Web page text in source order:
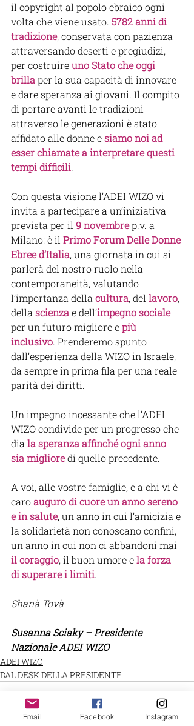
il copyright al popolo ebraico ogni
volta che viene usato. 5782 anni di
tradizione, conservata con pazienza
attraversando deserti e pregiudizi,
per costruire uno Stato che oggi
brilla per la sua capacità di innovare
e dare speranza ai giovani. Il compito
di portare avanti le tradizioni
attraverso le generazioni è stato
affidato alle donne e siamo noi ad
esser chiamate a interpretare questi
tempi difficili.
Con questa visione l’ADEI WIZO vi
invita a partecipare a un’iniziativa
prevista per il 9 novembre p.v. a
Milano: è il Primo Forum Delle Donne
Ebree d’Italia, una giornata in cui si
parlerà del nostro ruolo nella
contemporaneità, valutando
l’importanza della cultura, del lavoro,
della scienza e dell’impegno sociale
per un futuro migliore e più
inclusivo. Prenderemo spunto
dall’esperienza della WIZO in Israele,
da sempre in prima fila per una reale
parità dei diritti.
Un impegno incessante che l’ADEI
WIZO condivide per un progresso che
diala speranza affinché ogni anno
sia miglioredi quello precedente.
A voi, alle vostre famiglie, e a chi vi è
caro auguro di cuore un anno sereno
e in salute, un anno in cui l’amicizia e
la solidarietà non conoscano confini,
un anno in cui non ci abbandoni mai
il coraggio, il buon umore e la forza
di superare i limiti.
Shanà Tovà
Susanna Sciaky – Presidente
Nazionale ADEI WIZO
ADEI WIZO
DAL DESK DELLA PRESIDENTE
Email Facebook Instagram